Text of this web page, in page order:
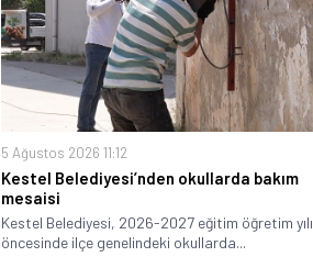
5 Ağustos 2026 11:12
Kestel Belediyesi’nden okullarda bakım
mesaisi
Kestel Belediyesi, 2026-2027 eğitim öğretim yılı
öncesinde ilçe genelindeki okullarda...